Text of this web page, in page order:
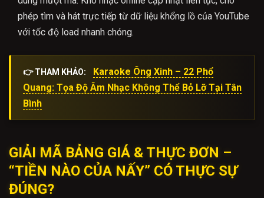
phép tìm và hát trực tiếp từ dữ liệu khổng lồ của YouTube
với tốc độ load nhanh chóng.
👉 THAM KHẢO:
Karaoke Ông Xinh – 22 Phổ
Quang: Tọa Độ Âm Nhạc Không Thể Bỏ Lỡ Tại Tân
Bình
GIẢI MÃ BẢNG GIÁ & THỰC ĐƠN –
“TIỀN NÀO CỦA NẤY” CÓ THỰC SỰ
ĐÚNG?